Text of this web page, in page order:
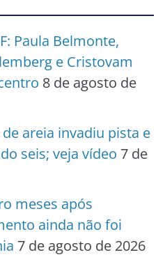
Paula Belmonte,
e Cristovam
8 de agosto de
areia invadiu pista e
seis; veja vídeo 7 de
meses após
ainda não foi
7 de agosto de 2026